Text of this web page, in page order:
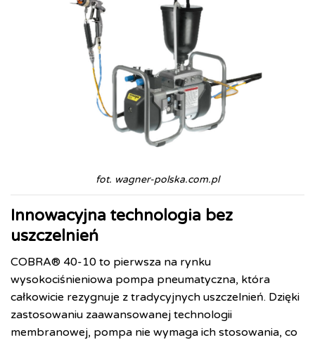
fot. wagner-polska.com.pl
Innowacyjna technologia bez
uszczelnień
COBRA® 40-10 to pierwsza na rynku
wysokociśnieniowa pompa pneumatyczna, która
całkowicie rezygnuje z tradycyjnych uszczelnień. Dzięki
zastosowaniu zaawansowanej technologii
membranowej, pompa nie wymaga ich stosowania, co